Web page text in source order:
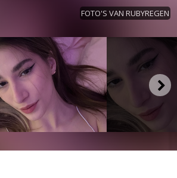
FOTO'S VAN RUBYREGEN